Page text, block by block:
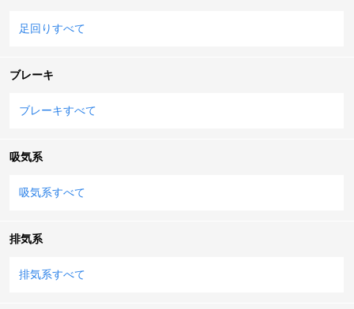
足回りすべて
ブレーキ
ブレーキすべて
吸気系
吸気系すべて
排気系
排気系すべて